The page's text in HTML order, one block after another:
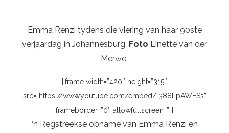
Emma Renzi tydens die viering van haar 90ste
verjaardag in Johannesburg. Foto Linette van der
Merwe
[iframe width=”420″ height=”315″
src=”https://www.youtube.com/embed/l388LpAWESs”
frameborder=”0″ allowfullscreen=””]
‘n Regstreekse opname van Emma Renzi en